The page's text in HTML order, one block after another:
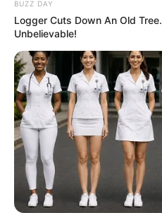
BUZZ DAY
Logger Cuts Down An Old
Unbelievable!